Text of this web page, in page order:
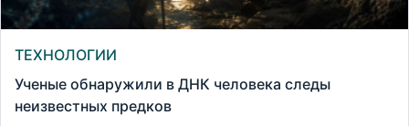
ТЕХНОЛОГИИ
Ученые обнаружили в ДНК человека следы
неизвестных предков